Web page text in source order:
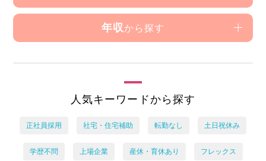
年収 から探す
人気キーワードから探す
正社員採用 社宅・住宅補助 転勤なし 土日祝休み
学歴不問 上場企業 産休・育休あり フレックス